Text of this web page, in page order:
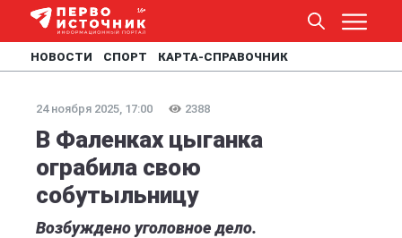
НОВОСТИ СПОРТ КАРТА-СПРАВОЧНИК
24 ноября 2025, 17:00 2388
В Фаленках цыганка
ограбила свою
собутыльницу
Возбуждено уголовное дело.